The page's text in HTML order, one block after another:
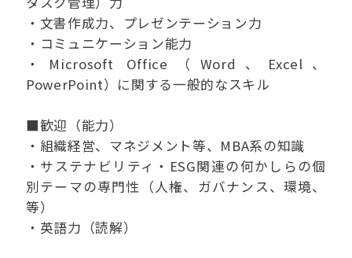
・文書作成力、プレゼンテーション力
・コミュニケーション能力
・Microsoft Office（Word、Excel、
PowerPoint）に関する一般的なスキル
■歓迎（能力）
・組織経営、マネジメント等、MBA系の知識
・サステナビリティ・ESG関連の何かしらの個
別テーマの専門性（人権、ガバナンス、環境、
等）
・英語力（読解）